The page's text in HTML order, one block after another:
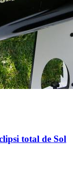
total de Sol